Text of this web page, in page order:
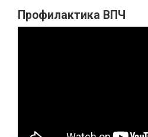
Профилактика ВПЧ